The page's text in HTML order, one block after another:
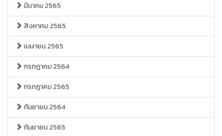
มีนาคม 2565
สิงหาคม 2565
เมษายน 2565
กรกฎาคม 2564
กรกฎาคม 2565
กันยายน 2564
กันยายน 2565